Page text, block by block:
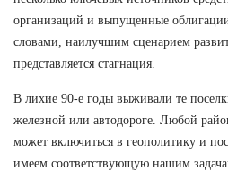
организаций и выпущенные
словами, наилучшим сценарием
представляется стагнация.
В лихие 90-е годы выживали те
железной или автодороге. Любой
может включиться в геополитику и
имеем соответствующую нашим